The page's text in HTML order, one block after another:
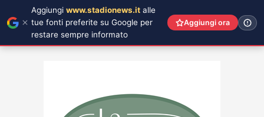
Aggiungi www.stadionews.it alle
tue fonti preferite su Google per
restare sempre informato
Aggiungi ora